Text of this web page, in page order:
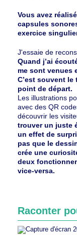
Vous avez
capsules
exercice
J'essaie de
Quand j’ai
me sont venues
C’est souvent le
point de départ.
Les illustrations
avec des QR
découvrir les
trouver un juste
un effet de
pas que le
crée une
deux
vice-versa.
Raconter